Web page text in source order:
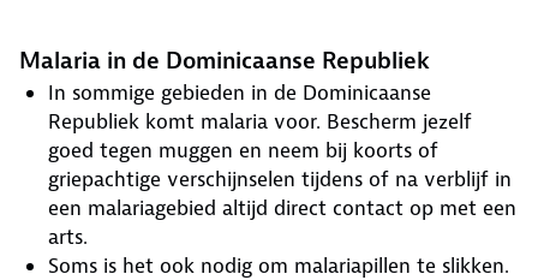
Malaria in de Dominicaanse Republiek
In sommige gebieden in de Dominicaanse
Republiek komt malaria voor. Bescherm jezelf
goed tegen muggen en neem bij koorts of
griepachtige verschijnselen tijdens of na verblijf in
een malariagebied altijd direct contact op met een
arts.
Soms is het ook nodig om malariapillen te slikken.